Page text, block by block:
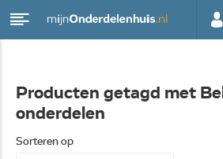
Producten getagd met
onderdelen
Sorteren op